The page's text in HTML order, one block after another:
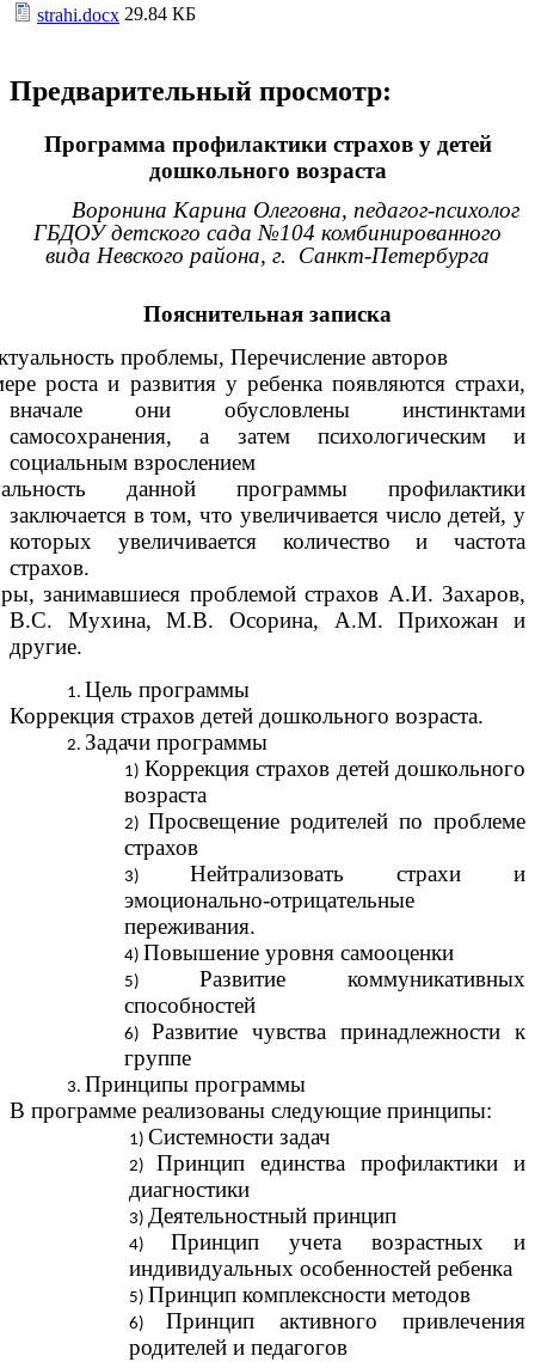
strahi.docx 29.84 КБ
Предварительный просмотр:
Программа профилактики страхов у детей
дошкольного возраста
Воронина Карина Олеговна, педагог-психолог
ГБДОУ детского сада №104 комбинированного
вида Невского района, г. Санкт-Петербурга
Пояснительная записка
проблемы, Перечисление авторов
роста и развития у ребенка появляются страхи,
вначале они обусловлены инстинктами
самосохранения, а затем психологическим и
социальным взрослением
данной программы профилактики
заключается в том, что увеличивается число детей, у
которых увеличивается количество и частота
страхов.
занимавшиеся проблемой страхов А.И. Захаров,
B.C. Мухина, М.В. Осорина, A.M. Прихожан и
другие.
Цель программы
Коррекция страхов детей дошкольного возраста.
Задачи программы
Коррекция страхов детей дошкольного
возраста
Просвещение родителей по проблеме
страхов
Нейтрализовать страхи и
эмоционально-отрицательные
переживания.
Повышение уровня самооценки
Развитие коммуникативных
способностей
Развитие чувства принадлежности к
группе
Принципы программы
В программе реализованы следующие принципы:
Системности задач
Принцип единства профилактики и
диагностики
Деятельностный принцип
Принцип учета возрастных и
индивидуальных особенностей ребенка
Принцип комплексности методов
Принцип активного привлечения
родителей и педагогов